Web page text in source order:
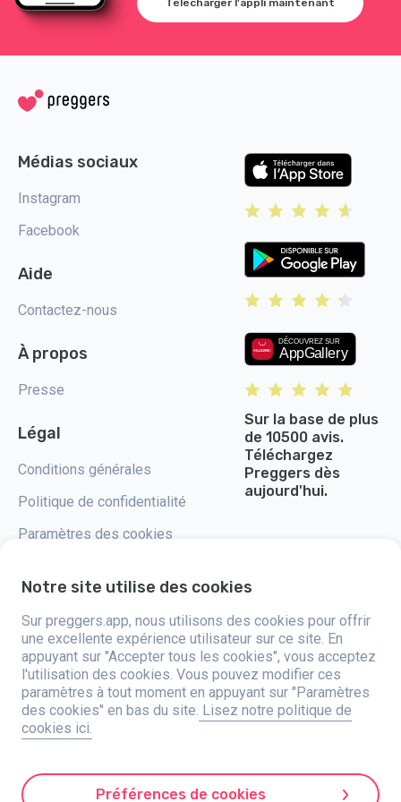
Télécharger l'appli maintenant
Médias sociaux
Instagram
Facebook
Aide
Contactez-nous
À propos
Presse
Légal
Conditions générales
Politique de confidentialité
Paramètres des cookies
Sur la base de plus
de 10500 avis.
Téléchargez
Preggers dès
aujourd'hui.
Preggers, lancé par le studio d'applications suédois Stroller AB en 2017, a
pour mission de simplifier la parentalité pour les futurs et jeunes parents
du monde entier. Grâce à une équipe diversifiée et des partenariats avec
des experts, ils ont développé des applications intuitives utilisées par
plus de deux millions de personnes. Preggers propose une expérience 3D
unique, offrant des mises à jour, des conseils et des outils personnalisés
à chaque étape de la grossesse. Il accompagne également les nouveaux
parents avec des conseils pratiques sur les soins aux nourrissons.
Favorisant l'inclusivité, Preggers soutient différentes configurations
confiance. Stroller AB est engagé dans l'innovation et l'élargissement de
ses offres pour répondre aux besoins changeants des parents.
Notre site utilise des cookies
Sur preggers.app, nous utilisons des cookies pour offrir
une excellente expérience utilisateur sur ce site. En
appuyant sur "Accepter tous les cookies", vous acceptez
l'utilisation des cookies. Vous pouvez modifier ces
paramètres à tout moment en appuyant sur "Paramètres
des cookies" en bas du site. Lisez notre politique de
cookies ici.
Préférences de cookies